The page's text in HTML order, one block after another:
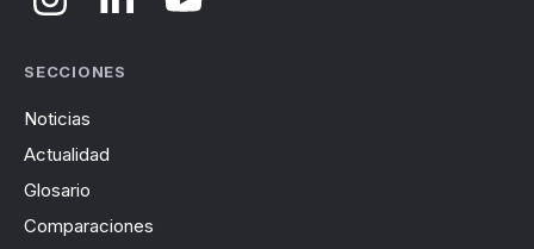
SECCIONES
Noticias
Actualidad
Glosario
Comparaciones